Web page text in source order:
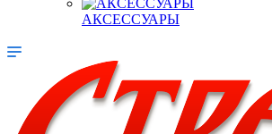
АКСЕССУАРЫ